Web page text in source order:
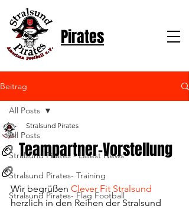
Pirates
Beitrag
All Posts
Stralsund Pirates - Latest News
Stralsund Pirates- Training
Stralsund Pirates- Flag Football
All Posts
🏈 Teampartner-Vorstellung
🏈
Stralsund Pirates
Wir begrüßen Clever Fit Stralsund
herzlich in den Reihen der Stralsund